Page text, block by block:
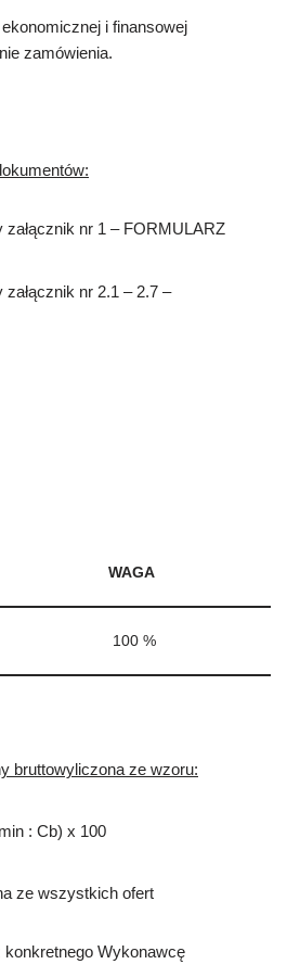
i finansowej
zamówienia.
załącznik nr 1 – FORMULARZ
załącznik nr 2.1 – 2.7 –
WAGA
100 %
bruttowyliczona ze wzoru:
: Cb) x 100
ze wszystkich ofert
Wykonawcę